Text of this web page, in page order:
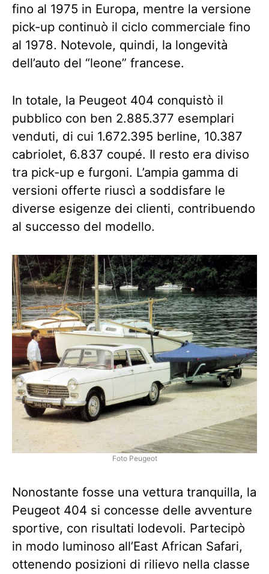
fino al 1975 in Europa, mentre la versione
pick-up continuò il ciclo commerciale fino
al 1978. Notevole, quindi, la longevità
dell’auto del “leone” francese.
In totale, la Peugeot 404 conquistò il
pubblico con ben 2.885.377 esemplari
venduti, di cui 1.672.395 berline, 10.387
cabriolet, 6.837 coupé. Il resto era diviso
tra pick-up e furgoni. L’ampia gamma di
versioni offerte riuscì a soddisfare le
diverse esigenze dei clienti, contribuendo
al successo del modello.
Foto Peugeot
Nonostante fosse una vettura tranquilla, la
Peugeot 404 si concesse delle avventure
sportive, con risultati lodevoli. Partecipò
in modo luminoso all’East African Safari,
ottenendo posizioni di rilievo nella classe